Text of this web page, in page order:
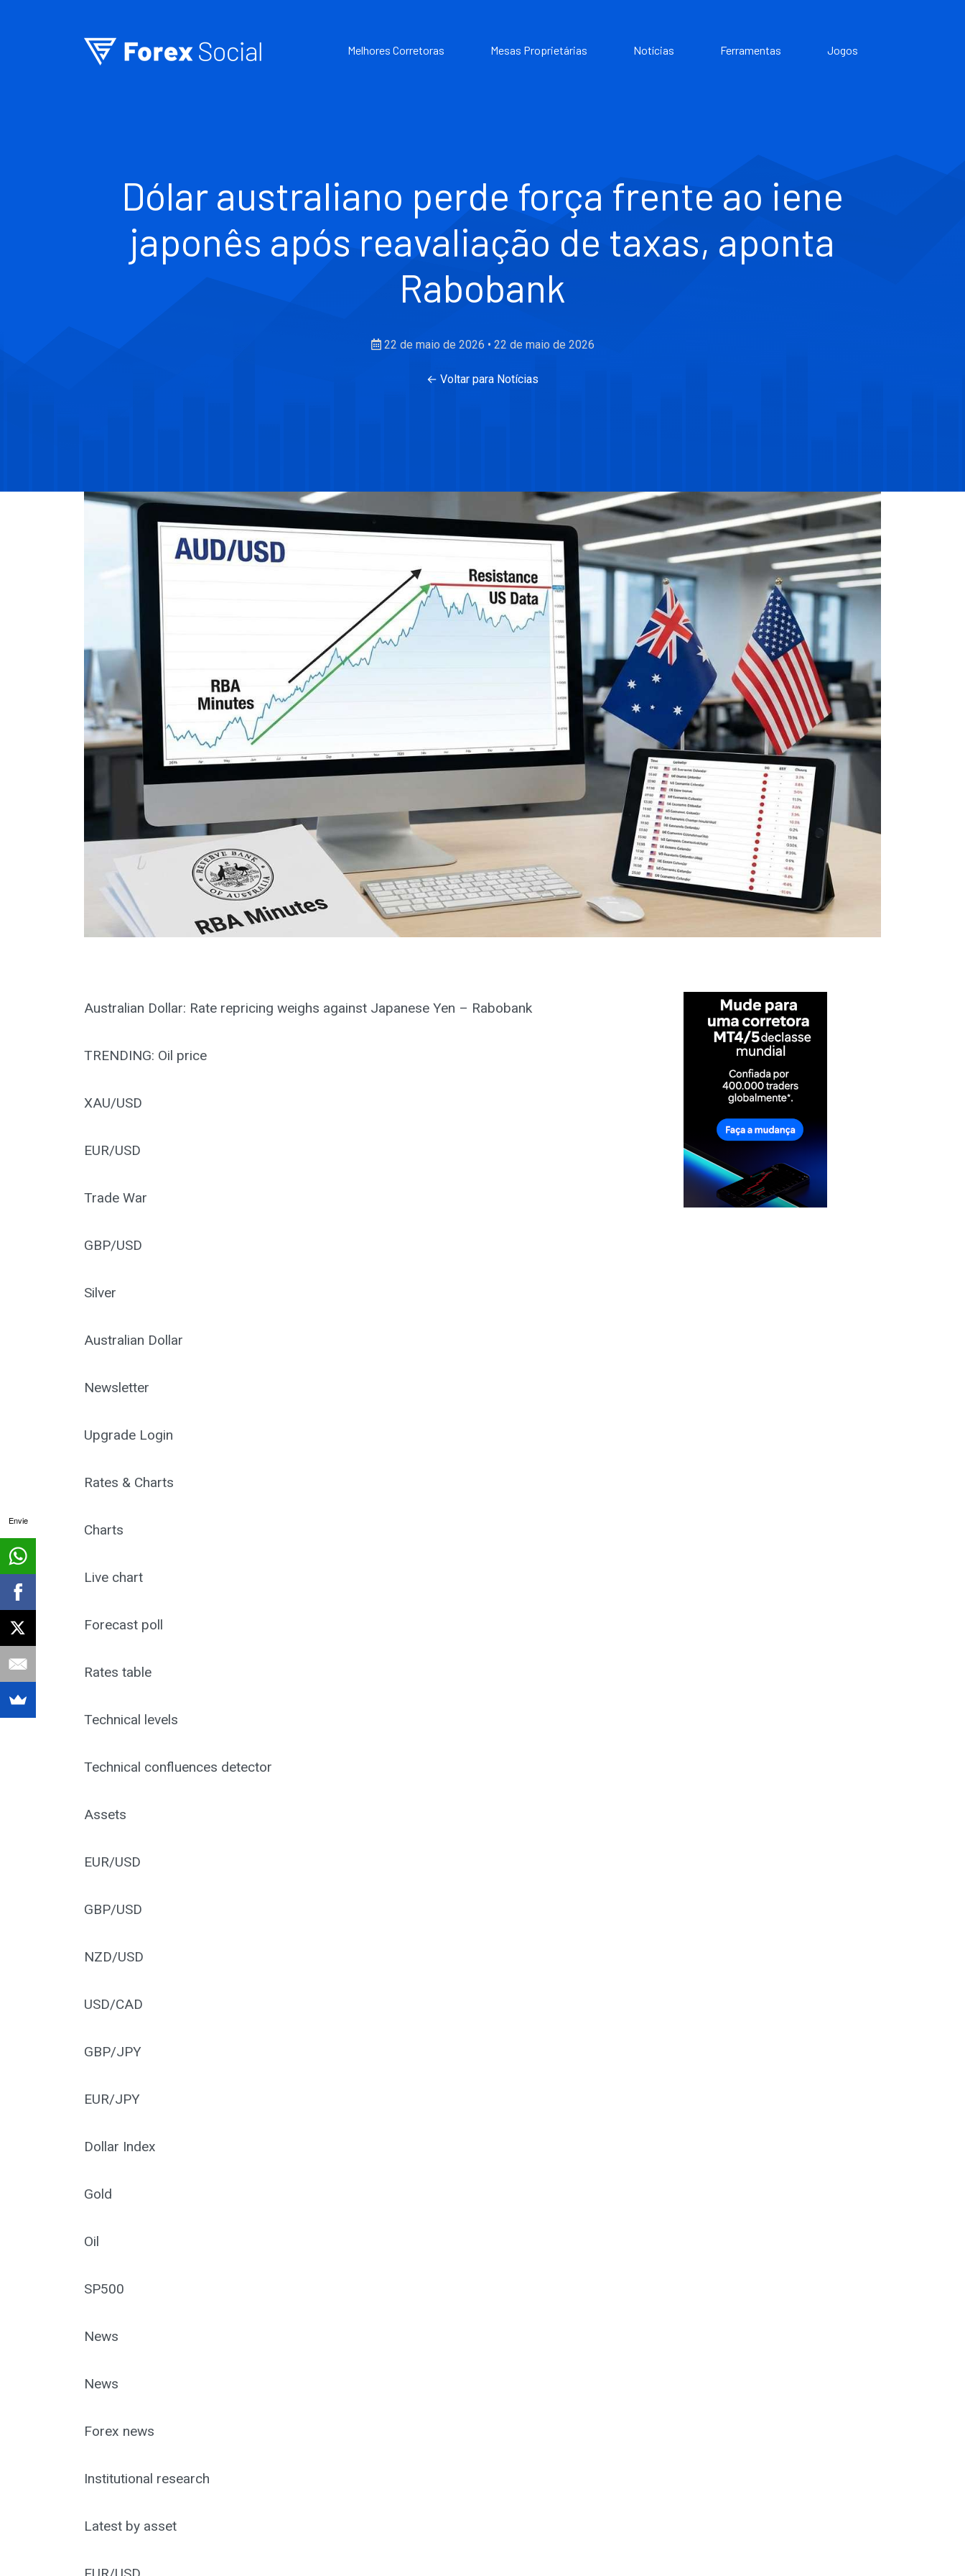
Melhores Corretoras Mesas Proprietárias Notícias Ferramentas Jogos
Dólar australiano perde força frente ao iene
japonês após reavaliação de taxas, aponta
Rabobank
22 de maio de 2026 • 22 de maio de 2026
← Voltar para Notícias
Australian Dollar: Rate repricing weighs against Japanese Yen – Rabobank
TRENDING: Oil price
XAU/USD
EUR/USD
Trade War
GBP/USD
Silver
Australian Dollar
Newsletter
Upgrade Login
Rates & Charts
Charts
Live chart
Forecast poll
Rates table
Technical levels
Technical confluences detector
Assets
EUR/USD
GBP/USD
NZD/USD
USD/CAD
GBP/JPY
EUR/JPY
Dollar Index
Gold
Oil
SP500
News
News
Forex news
Institutional research
Latest by asset
Envie